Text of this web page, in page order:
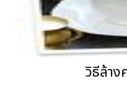
วิธีล้าง